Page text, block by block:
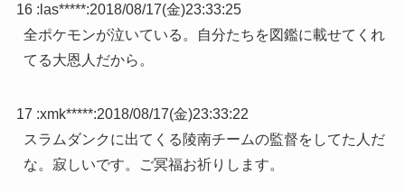
16 : las*****:2018/08/17(金)23:33:25
全ポケモンが泣いている。自分たちを図鑑に載せてくれ
てる大恩人だから。
17 :xmk*****:2018/08/17(金)23:33:22
スラムダンクに出てくる陵南チームの監督をしてた人だ
な。寂しいです。ご冥福お祈りします。